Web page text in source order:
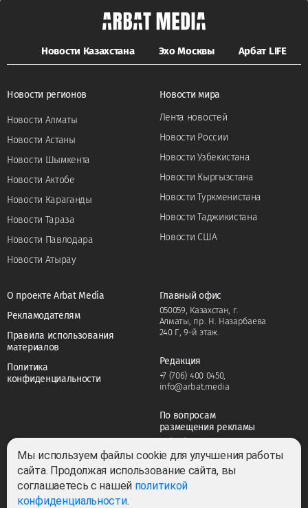
Новости Казахстана Эхо Москвы Арбат LIFE
Новости регионов
Новости Алматы
Новости Астаны
Новости Шымкента
Новости Актобе
Новости Караганды
Новости Тараза
Новости Павлодара
Новости Атырау
Новости мира
Лента новостей
Новости России
Новости Узбекистана
Новости Кыргызстана
Новости Туркменистана
Новости Таджикистана
Новости США
О проекте Arbat Media
Рекламодателям
Правила использования
материалов
Политика
конфиденциальности
Главный офис
050059, Казахстан, г.
Алматы, пр. Н. Назарбаева
240 Г, 9-й этаж.
Редакция
+7 (706) 400 0450,
info@arbat.media
По вопросам
размещения рекламы
adv@arbat.media
Мы используем файлы cookie для улучшения работы
сайта. Продолжая использование сайта, вы
соглашаетесь с нашей политикой
конфиденциальности.